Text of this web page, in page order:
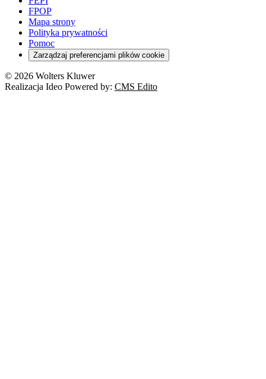
FPOP
Mapa strony
Polityka prywatności
Pomoc
Zarządzaj preferencjami plików cookie
© 2026 Wolters Kluwer
Realizacja Ideo Powered by: CMS Edito